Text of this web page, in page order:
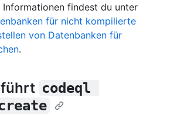
Informationen findest du unter
für nicht kompilierte
von Datenbanken für
.
codeql